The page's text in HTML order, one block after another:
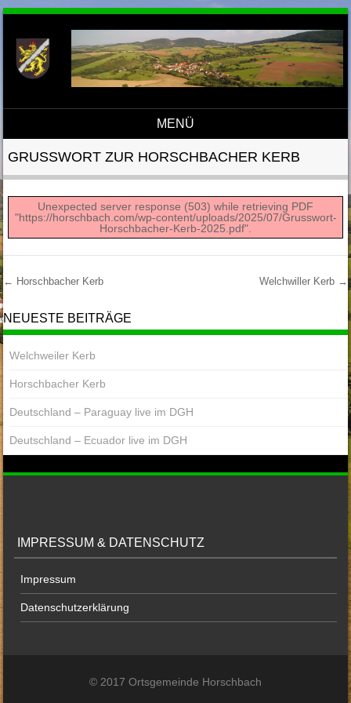
MENÜ
Direkt zum Inhalt
GRUSSWORT ZUR HORSCHBACHER KERB
Unexpected server response (503) while retrieving PDF
"https://horschbach.com/wp-content/uploads/2025/07/Grusswort-
Horschbacher-Kerb-2025.pdf".
Post Navigation
← Horschbacher Kerb Welchwiller Kerb →
NEUESTE BEITRÄGE
Welchweiler Kerb
Horschbacher Kerb
Deutschland – Paraguay live im DGH
Deutschland – Ecuador live im DGH
IMPRESSUM & DATENSCHUTZ
Impressum
Datenschutzerklärung
© 2017 Ortsgemeinde Horschbach